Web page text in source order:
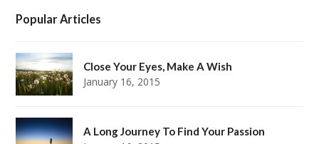
Popular Articles
Close Your Eyes, Make A Wish
January 16, 2015
A Long Journey To Find Your Passion